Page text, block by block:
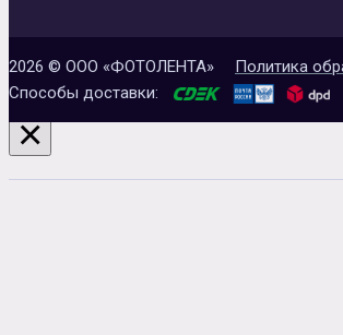
2026 © ООО «ФОТОЛЕНТА»
Политика
Способы доставки:
×